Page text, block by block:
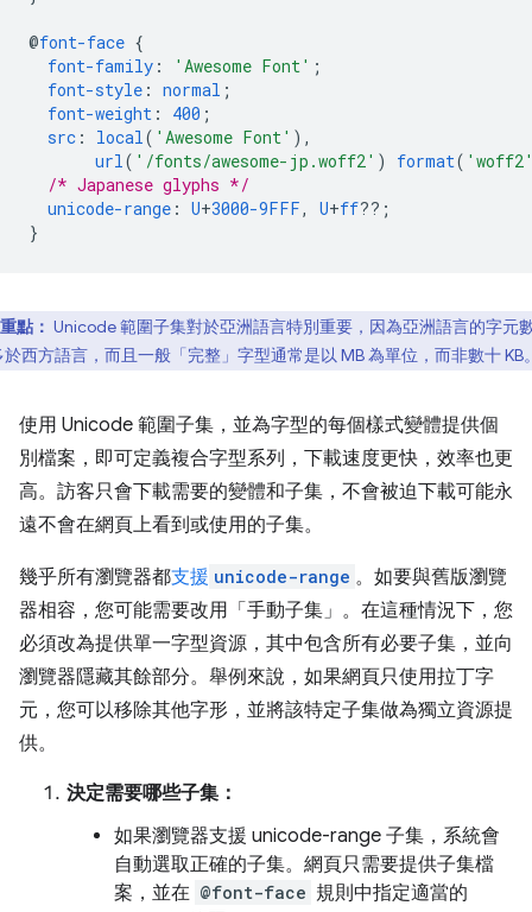
@font-face {
font-family : 'Awesome Font' ;
font-style : normal ;
font-weight : 400 ;
src : local ( 'Awesome Font' ),
url ( '/fonts/awesome-jp.woff2' ) format(
/* Japanese glyphs */
unicode-range : U+3000-9FFF, U+ff??;
}
重點： Unicode 範圍子集對於亞洲語言特別重要，因為亞洲語言的字元
於西方語言，而且一般「完整」字型通常是以 MB 為單位，而非數十 KB
使用 Unicode 範圍子集，並為字型的每個樣式變體提供個
別檔案，即可定義複合字型系列，下載速度更快，效率也更
高。訪客只會下載需要的變體和子集，不會被迫下載可能永
遠不會在網頁上看到或使用的子集。
幾乎所有瀏覽器都支援 unicode-range 。如要與舊版瀏覽
器相容，您可能需要改用「手動子集」。在這種情況下，您
必須改為提供單一字型資源，其中包含所有必要子集，並向
瀏覽器隱藏其餘部分。舉例來說，如果網頁只使用拉丁字
元，您可以移除其他字形，並將該特定子集做為獨立資源提
供。
決定需要哪些子集：
如果瀏覽器支援 unicode-range 子集，系統會
自動選取正確的子集。網頁只需要提供子集檔
案，並在 @font-face 規則中指定適當的